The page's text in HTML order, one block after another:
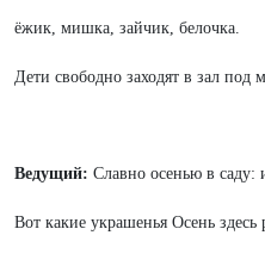
ёжик, мишка, зайчик, белочка.
Дети свободно заходят в зал под
Ведущий: Славно осенью в саду:
Вот какие украшенья Осень здесь